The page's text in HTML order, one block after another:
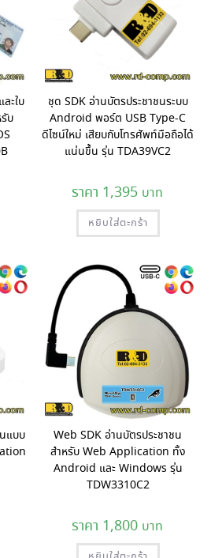
ะใบ
บ
ชุด SDK อ่านบัตรประชาชนระบบ
Android พอร์ต USB Type-C
ดีไซน์ใหม่ เสียบกับโทรศัพท์มือถือได้
แน่นขึ้น รุ่น TDA39VC2
1,395
หยิบใส่ตะกร้า
แบบ
Web SDK อ่านบัตรประชาชน
สำหรับ Web Application ทั้ง
Android และ Windows รุ่น
TDW3310C2
1,800